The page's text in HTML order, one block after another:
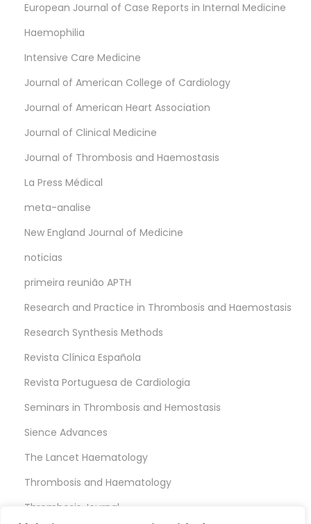
European Journal of Case Reports in Internal Medicine
Haemophilia
Intensive Care Medicine
Journal of American College of Cardiology
Journal of American Heart Association
Journal of Clinical Medicine
Journal of Thrombosis and Haemostasis
La Press Médical
meta-analise
New England Journal of Medicine
noticias
primeira reunião APTH
Research and Practice in Thrombosis and Haemostasis
Research Synthesis Methods
Revista Clínica Española
Revista Portuguesa de Cardiologia
Seminars in Thrombosis and Hemostasis
Sience Advances
The Lancet Haematology
Thrombosis and Haematology
Thrombosis Journal